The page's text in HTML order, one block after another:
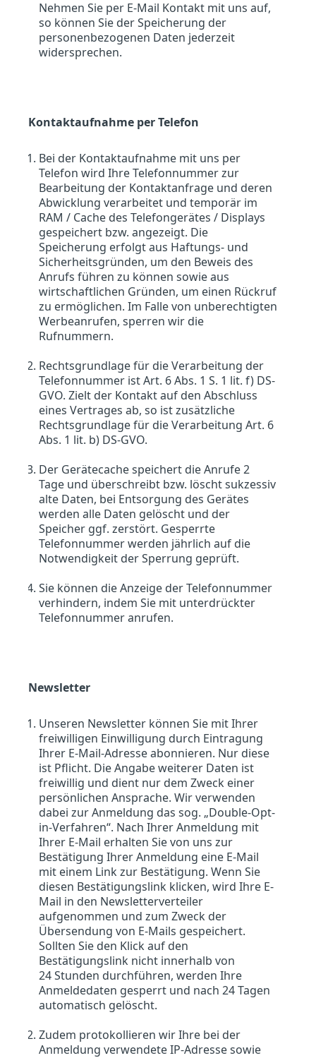
Nehmen Sie per E-Mail Kontakt mit uns auf,
so können Sie der Speicherung der
personenbezogenen Daten jederzeit
widersprechen.
Kontaktaufnahme per Telefon
Bei der Kontaktaufnahme mit uns per
Telefon wird Ihre Telefonnummer zur
Bearbeitung der Kontaktanfrage und deren
Abwicklung verarbeitet und temporär im
RAM / Cache des Telefongerätes / Displays
gespeichert bzw. angezeigt. Die
Speicherung erfolgt aus Haftungs- und
Sicherheitsgründen, um den Beweis des
Anrufs führen zu können sowie aus
wirtschaftlichen Gründen, um einen Rückruf
zu ermöglichen. Im Falle von unberechtigten
Werbeanrufen, sperren wir die
Rufnummern.
Rechtsgrundlage für die Verarbeitung der
Telefonnummer ist Art. 6 Abs. 1 S. 1 lit. f) DS-
GVO. Zielt der Kontakt auf den Abschluss
eines Vertrages ab, so ist zusätzliche
Rechtsgrundlage für die Verarbeitung Art. 6
Abs. 1 lit. b) DS-GVO.
Der Gerätecache speichert die Anrufe 2
Tage und überschreibt bzw. löscht sukzessiv
alte Daten, bei Entsorgung des Gerätes
werden alle Daten gelöscht und der
Speicher ggf. zerstört. Gesperrte
Telefonnummer werden jährlich auf die
Notwendigkeit der Sperrung geprüft.
Sie können die Anzeige der Telefonnummer
verhindern, indem Sie mit unterdrückter
Telefonnummer anrufen.
Newsletter
Unseren Newsletter können Sie mit Ihrer
freiwilligen Einwilligung durch Eintragung
Ihrer E-Mail-Adresse abonnieren. Nur diese
ist Pflicht. Die Angabe weiterer Daten ist
freiwillig und dient nur dem Zweck einer
persönlichen Ansprache. Wir verwenden
dabei zur Anmeldung das sog. „Double-Opt-
in-Verfahren“. Nach Ihrer Anmeldung mit
Ihrer E-Mail erhalten Sie von uns zur
Bestätigung Ihrer Anmeldung eine E-Mail
mit einem Link zur Bestätigung. Wenn Sie
diesen Bestätigungslink klicken, wird Ihre E-
Mail in den Newsletterverteiler
aufgenommen und zum Zweck der
Übersendung von E-Mails gespeichert.
Sollten Sie den Klick auf den
Bestätigungslink nicht innerhalb von
24 Stunden durchführen, werden Ihre
Anmeldedaten gesperrt und nach 24 Tagen
automatisch gelöscht.
Zudem protokollieren wir Ihre bei der
Anmeldung verwendete IP-Adresse sowie